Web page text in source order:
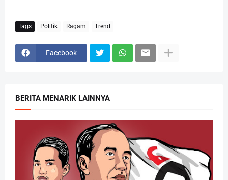
Tags Politik Ragam Trend
Facebook
BERITA MENARIK LAINNYA